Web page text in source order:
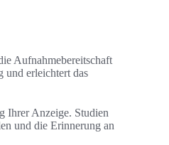
Aufnahmebereitschaft
und erleichtert das
Ihrer Anzeige. Studien
und die Erinnerung an